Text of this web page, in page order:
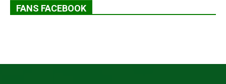
FANS FACEBOOK